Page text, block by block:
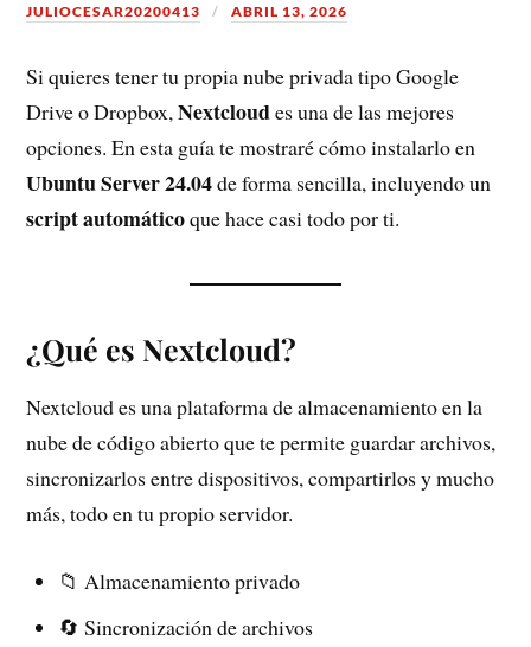
JULIOCESAR20200413 ABRIL 13, 2026
Si quieres tener tu propia nube privada tipo Google
Drive o Dropbox,Nextcloudes una de las mejores
opciones. En esta guía te mostraré cómo instalarlo en
Ubuntu Server 24.04de forma sencilla, incluyendo un
script automáticoque hace casi todo por ti.
¿Qué es Nextcloud?
Nextcloud es una plataforma de almacenamiento en la
nube de código abierto que te permite guardar archivos,
sincronizarlos entre dispositivos, compartirlos y mucho
más, todo en tu propio servidor.
📁 Almacenamiento privado
🔄 Sincronización de archivos